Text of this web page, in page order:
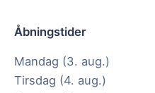
Åbningstider
Mandag (3. aug.)
Tirsdag (4. aug.)